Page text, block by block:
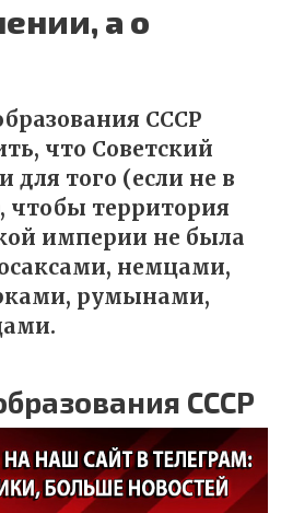
а о
СССР
что Советский
для того (если не в
чтобы территория
империи не была
немцами,
румынами,
СССР